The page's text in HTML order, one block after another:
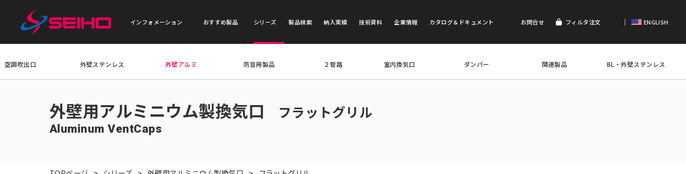
インフォメーション おすすめ製品 シリーズ 製品検索 納入実績 技術資料 企業情報 カタログ＆ドキュメント お問合せ フィルタ注文 ｜ ENGLISH
空調吹出口 外壁ステンレス 外壁アルミ 防音用製品 ２管路 室内換気口 ダンパー 関連製品 BL・外壁ステンレス
外壁用アルミニウム製換気口 フラットグリル
Aluminum VentCaps